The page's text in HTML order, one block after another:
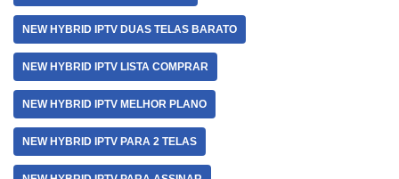
NEW HYBRID IPTV DUAS TELAS BARATO
NEW HYBRID IPTV LISTA COMPRAR
NEW HYBRID IPTV MELHOR PLANO
NEW HYBRID IPTV PARA 2 TELAS